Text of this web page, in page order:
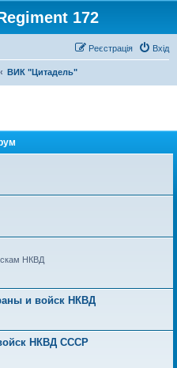
172
Вхід
Реєстрація
ВИК "Цитадель"
НКВД
и войск НКВД
НКВД СССР